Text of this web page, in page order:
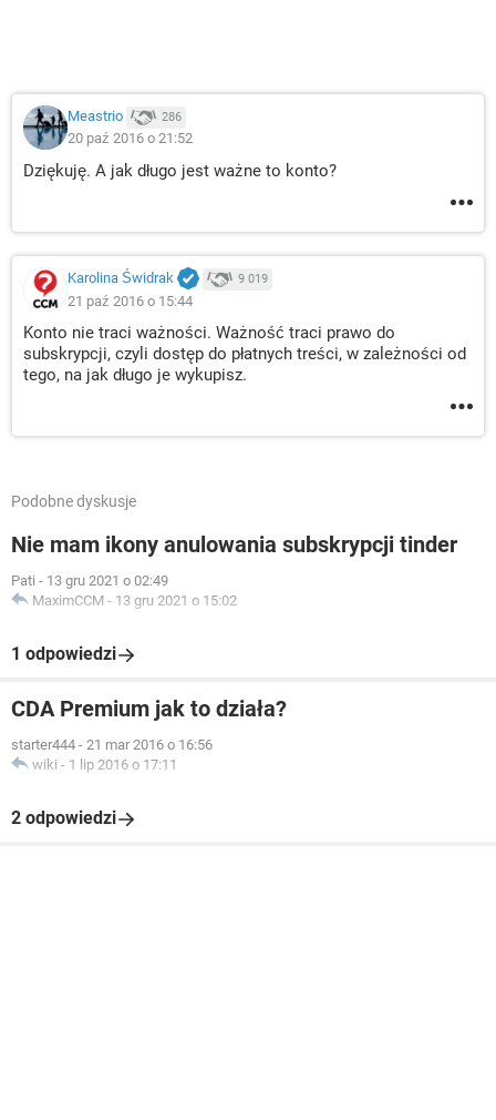
Meastrio 286
20 paź 2016 o 21:52
Dziękuję. A jak długo jest ważne to konto?
Karolina Świdrak 9 019
21 paź 2016 o 15:44
Konto nie traci ważności. Ważność traci prawo do
subskrypcji, czyli dostęp do płatnych treści, w zależności od
tego, na jak długo je wykupisz.
Podobne dyskusje
Nie mam ikony anulowania subskrypcji tinder
Pati - 13 gru 2021 o 02:49
MaximCCM - 13 gru 2021 o 15:02
1 odpowiedzi
CDA Premium jak to działa?
starter444 - 21 mar 2016 o 16:56
wiki - 1 lip 2016 o 17:11
2 odpowiedzi